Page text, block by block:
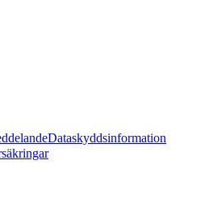
Dataskyddsinformation